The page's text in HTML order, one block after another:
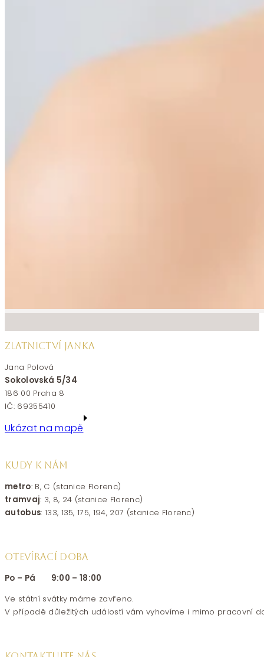
ZLATNICTVÍ JANKA
Jana Polová
Sokolovská 5/34
186 00 Praha 8
IČ: 69355410
Ukázat na mapě
KUDY K NÁM
metro: B, C (stanice Florenc)
tramvaj: 3, 8, 24 (stanice Florenc)
autobus: 133, 135, 175, 194, 207 (stanice Florenc)
OTEVÍRACÍ DOBA
Po – Pá 9:00 – 18:00
Ve státní svátky máme zavřeno.
V případě důležitých událostí vám vyhovíme i mimo pracovní